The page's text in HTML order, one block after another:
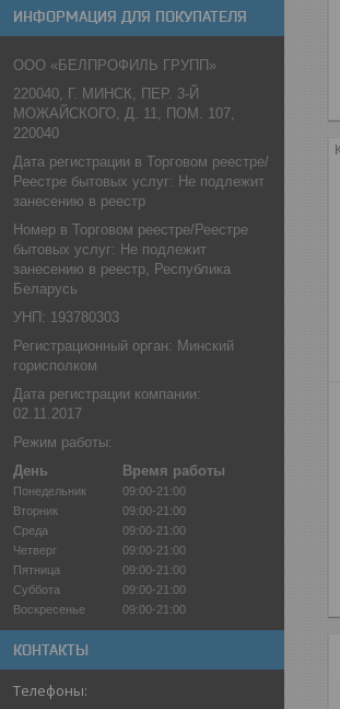
ИНФОРМАЦИЯ ДЛЯ ПОКУПАТЕЛЯ
ООО «БЕЛПРОФИЛЬ ГРУПП»
220040, Г. МИНСК, ПЕР. 3-Й
МОЖАЙСКОГО, Д. 11, ПОМ. 107,
220040
Дата регистрации в Торговом реестре/
Реестре бытовых услуг: Не подлежит
занесению в реестр
Номер в Торговом реестре/Реестре
бытовых услуг: Не подлежит
занесению в реестр, Республика
Беларусь
УНП: 193780303
Регистрационный орган: Минский
горисполком
Дата регистрации компании:
02.11.2017
Режим работы:
День
Время работы
Понедельник
09:00-21:00
Вторник
09:00-21:00
Среда
09:00-21:00
Четверг
09:00-21:00
Пятница
09:00-21:00
Суббота
09:00-21:00
Воскресенье
09:00-21:00
КОНТАКТЫ